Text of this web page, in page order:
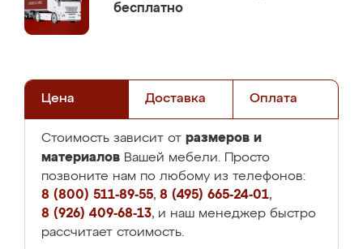
бесплатно
Цена Доставка Оплата
Стоимость зависит от размеров и
материалов Вашей мебели. Просто
позвоните нам по любому из телефонов:
8 (800) 511-89-55, 8 (495) 665-24-01,
8 (926) 409-68-13, и наш менеджер быстро
рассчитает стоимость.